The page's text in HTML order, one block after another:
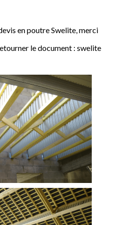
en poutre Swelite, merci
le document : swelite